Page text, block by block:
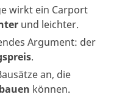
wirkt ein Carport
und leichter.
Argument: der
.
an, die
können.